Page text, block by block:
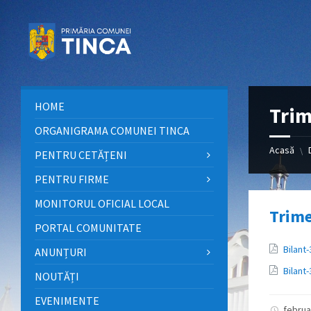
conținut
laterală
stângă
subsol
Acasă \
HOME
ORGANIGRAMA COMUNEI TINCA
PENTRU CETĂȚENI
PENTRU FIRME
MONITORUL OFICIAL LOCAL
PORTAL COMUNITATE
ANUNȚURI
NOUTĂȚI
EVENIMENTE